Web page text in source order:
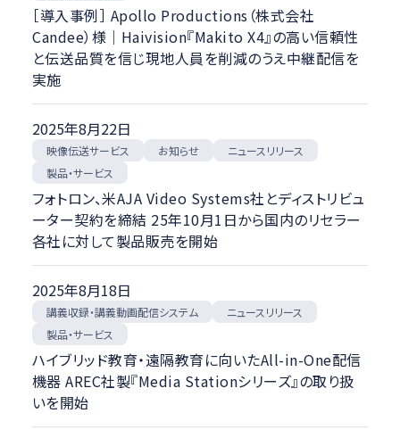
［導入事例］ Apollo Productions（株式会社
Candee）様｜Haivision『Makito X4』の高い信頼性
と伝送品質を信じ現地人員を削減のうえ中継配信を
実施
2025年8月22日
映像伝送サービス お知らせ ニュースリリース
製品・サービス
フォトロン、米AJA Video Systems社とディストリビュ
ーター契約を締結 25年10月1日から国内のリセラー
各社に対して製品販売を開始
2025年8月18日
講義収録・講義動画配信システム ニュースリリース
製品・サービス
ハイブリッド教育・遠隔教育に向いたAll-in-One配信
機器 AREC社製『Media Stationシリーズ』の取り扱
いを開始